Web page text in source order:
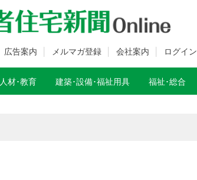
広告案内 メルマガ登録 会社案内 ログイン
人材･教育 建築･設備･福祉用具 福祉･総合